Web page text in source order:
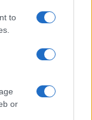
to
or
teljesen
–
amely
hiányzik.